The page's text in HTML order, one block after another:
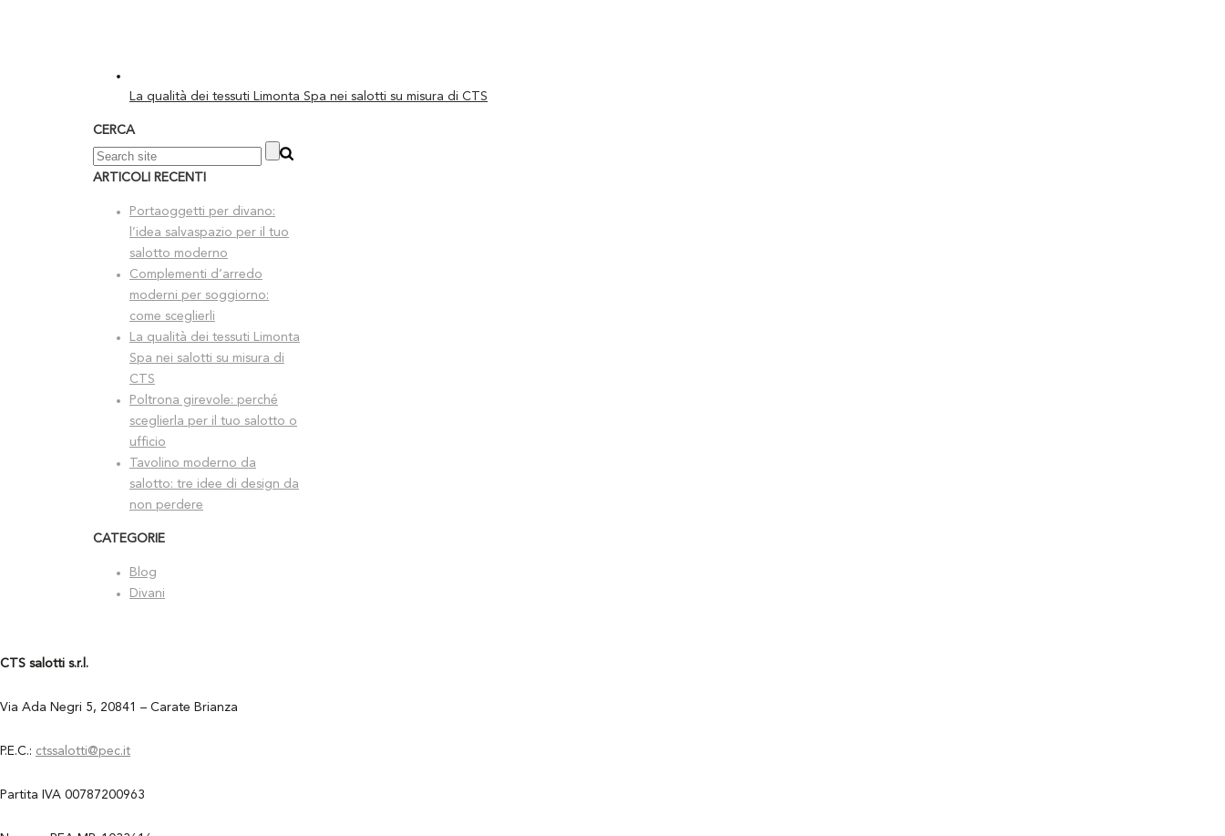
La qualità dei tessuti Limonta Spa nei salotti su misura di CTS
CERCA
ARTICOLI RECENTI
Portaoggetti per divano:
l’idea salvaspazio per il tuo
salotto moderno
Complementi d’arredo
moderni per soggiorno:
come sceglierli
La qualità dei tessuti Limonta
Spa nei salotti su misura di
CTS
Poltrona girevole: perché
sceglierla per il tuo salotto o
ufficio
Tavolino moderno da
salotto: tre idee di design da
non perdere
CATEGORIE
Blog
Divani
CTS salotti s.r.l.
Via Ada Negri 5, 20841 – Carate Brianza
P.E.C.: ctssalotti@pec.it
Partita IVA 00787200963